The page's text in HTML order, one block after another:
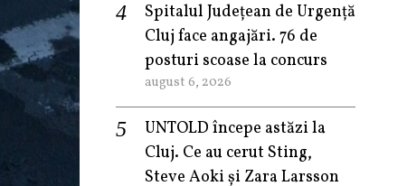
Spitalul Județean de Urgență
Cluj face angajări. 76 de
posturi scoase la concurs
august 6, 2026
UNTOLD începe astăzi la
Cluj. Ce au cerut Sting,
Steve Aoki și Zara Larsson